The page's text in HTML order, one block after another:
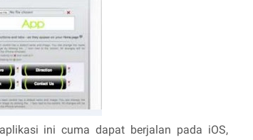
ini cuma dapat berjalan pada iOS,